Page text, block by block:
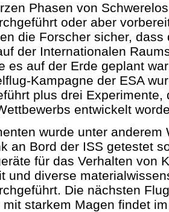
Phasen von
oder aber
die Forscher sicher, dass
der Internationalen
es auf der Erde geplant
Kampagne der ESA
plus drei Experimente,
entwickelt
wurde unter anderem
an Bord der ISS getestet
für das Verhalten von
und diverse
Die nächsten
starkem Magen findet